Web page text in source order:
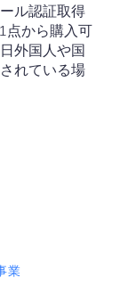
ル認証取得
点から購入可
外国人や国
れている場
業